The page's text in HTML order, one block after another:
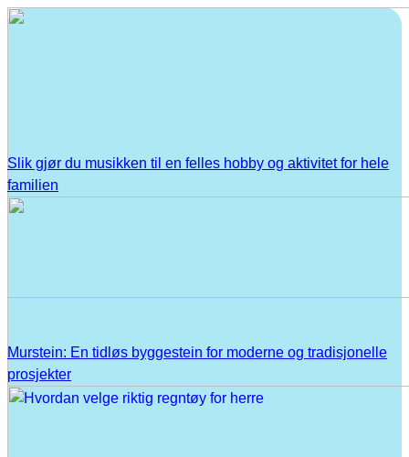
Slik gjør du musikken til en felles hobby og aktivitet for hele
familien
Murstein: En tidløs byggestein for moderne og tradisjonelle
prosjekter